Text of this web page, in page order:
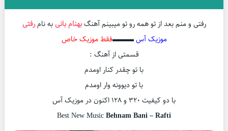
رفتی و منم بعد از تو همه رو تو میبینم آهنگبهنام بانیبه نامرفتی
موزیک آس▬▬▬فقط موزیک خاص
قسمتی از آهنگ :
با تو چقدر کنار اومدم
با تو دیوونه وار اومدم
با دو کیفیت ۳۲۰ و ۱۲۸ اکنون در موزیک آس
Best New MusicBehnam Bani – Rafti